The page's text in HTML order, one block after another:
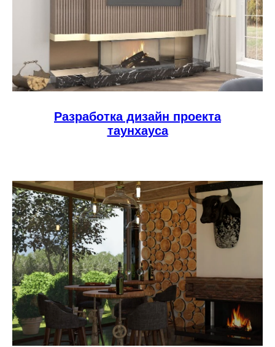
Разработка дизайн проекта
таунхауса